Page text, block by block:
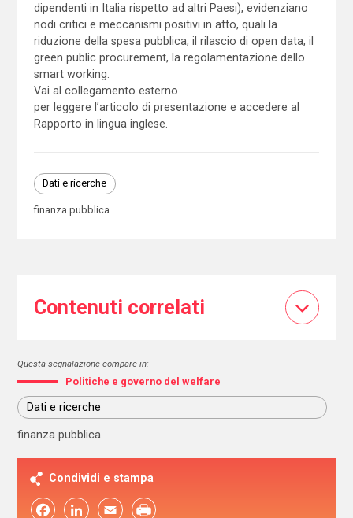
dipendenti in Italia rispetto ad altri Paesi), evidenziano
nodi critici e meccanismi positivi in atto, quali la
riduzione della spesa pubblica, il rilascio di open data, il
green public procurement, la regolamentazione dello
smart working.
Vai al collegamento esterno
per leggere l’articolo di presentazione e accedere al
Rapporto in lingua inglese.
Dati e ricerche
finanza pubblica
Contenuti correlati
Questa segnalazione compare in:
Politiche e governo del welfare
Dati e ricerche
finanza pubblica
Condividi e stampa
FacebookLinkedIn Email